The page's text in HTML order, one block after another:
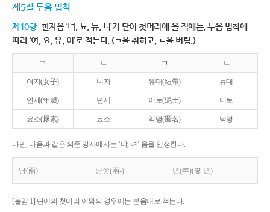
제5절 두음 법칙
제10항 한자음 ‘녀, 뇨, 뉴, 니’가 단어 첫머리에 올 적에는, 두음 법칙에
따라 ‘여, 요, 유, 이’로 적는다. (ㄱ을 취하고, ㄴ을 버림.)
ㄱ ㄴ ㄱ ㄴ
여자(女子) 녀자 유대(紐帶) 뉴대
연세(年歲) 년세 이토(泥土) 니토
요소(尿素) 뇨소 익명(匿名) 닉명
다만, 다음과 같은 의존 명사에서는 ‘냐, 녀’ 음을 인정한다.
냥(兩) 냥쭝(兩-) 년(年)(몇 년)
[붙임 1] 단어의 첫머리 이외의 경우에는 본음대로 적는다.